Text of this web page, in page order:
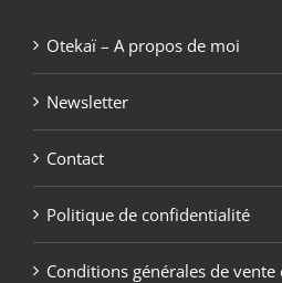
Otekaï – A propos de moi
Newsletter
Contact
Politique de confidentialité
Conditions générales de vente